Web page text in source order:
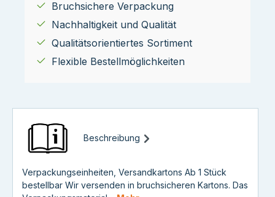
Bruchsichere Verpackung
Nachhaltigkeit und Qualität
Qualitätsorientiertes Sortiment
Flexible Bestellmöglichkeiten
Beschreibung
Verpackungseinheiten, Versandkartons Ab 1 Stück
bestellbar Wir versenden in bruchsicheren Kartons. Das